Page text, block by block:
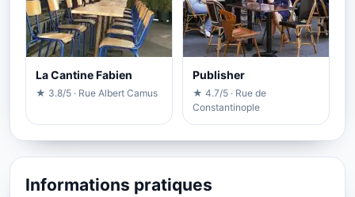
La Cantine Fabien
★ 3.8/5 · Rue Albert Camus
Publisher
★ 4.7/5 · Rue de
Constantinople
Informations pratiques